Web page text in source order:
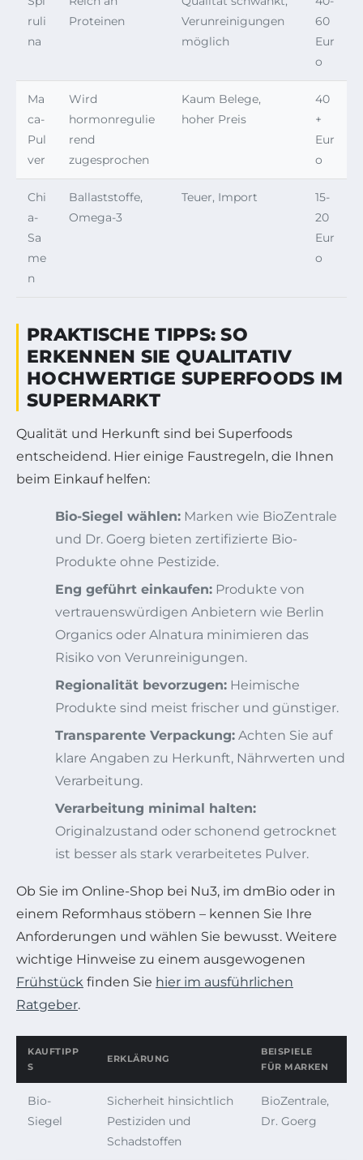
ruli
na
Proteinen
Verunreinigungen
möglich
60
Eur
o
Ma
ca-
Pul
ver
Wird
hormonregulie
rend
zugesprochen
Kaum Belege,
hoher Preis
40
+
Eur
o
Chi
a-
Sa
me
n
Ballaststoffe,
Omega-3
Teuer, Import
15-
20
Eur
o
PRAKTISCHE TIPPS: SO
ERKENNEN SIE QUALITATIV
HOCHWERTIGE SUPERFOODS IM
SUPERMARKT
Qualität und Herkunft sind bei Superfoods
entscheidend. Hier einige Faustregeln, die Ihnen
beim Einkauf helfen:
Bio-Siegel wählen: Marken wie BioZentrale
und Dr. Goerg bieten zertifizierte Bio-
Produkte ohne Pestizide.
Eng geführt einkaufen: Produkte von
vertrauenswürdigen Anbietern wie Berlin
Organics oder Alnatura minimieren das
Risiko von Verunreinigungen.
Regionalität bevorzugen: Heimische
Produkte sind meist frischer und günstiger.
Transparente Verpackung: Achten Sie auf
klare Angaben zu Herkunft, Nährwerten und
Verarbeitung.
Verarbeitung minimal halten:
Originalzustand oder schonend getrocknet
ist besser als stark verarbeitetes Pulver.
Ob Sie im Online-Shop bei Nu3, im dmBio oder in
einem Reformhaus stöbern – kennen Sie Ihre
Anforderungen und wählen Sie bewusst. Weitere
wichtige Hinweise zu einem ausgewogenen
Frühstück finden Sie hier im ausführlichen
Ratgeber.
KAUFTIPP
S
ERKLÄRUNG
BEISPIELE
FÜR MARKEN
Bio-
Siegel
Sicherheit hinsichtlich
Pestiziden und
Schadstoffen
BioZentrale,
Dr. Goerg